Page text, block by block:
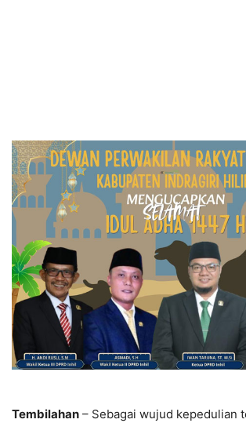
Tembilahan – Sebagai wujud kepedulian